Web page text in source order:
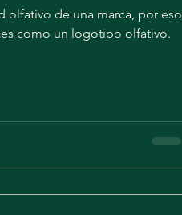
olfativo de una marca, por eso
como un logotipo olfativo.